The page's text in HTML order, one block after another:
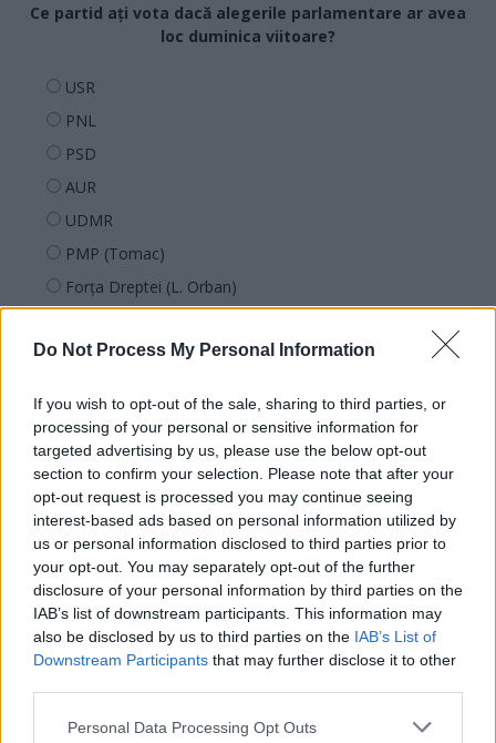
Do Not Process My Personal Information
If you wish to opt-out of the sale, sharing to third parties, or
processing of your personal or sensitive information for
targeted advertising by us, please use the below opt-out
section to confirm your selection. Please note that after your
opt-out request is processed you may continue seeing
interest-based ads based on personal information utilized by
us or personal information disclosed to third parties prior to
your opt-out. You may separately opt-out of the further
disclosure of your personal information by third parties on the
IAB’s list of downstream participants. This information may
also be disclosed by us to third parties on the IAB’s List of
Downstream Participants that may further disclose it to other
Personal Data Processing Opt Outs
Ce partid ați vota dacă alegerile parlamentare ar avea
loc duminica viitoare?
USR
PNL
PSD
AUR
UDMR
PMP (Tomac)
Forța Dreptei (L. Orban)
REPER
SOS (Șoșoacă)
POT (Gavrilă)
PACE (Peia)
Acțiunea Conservatoare (Târziu)
PDF (Lazarus)
PUSL (D. Voiculescu)
PNȚCD (Pavelescu)
PNCR (Terheș)
FAR (Coarnă)